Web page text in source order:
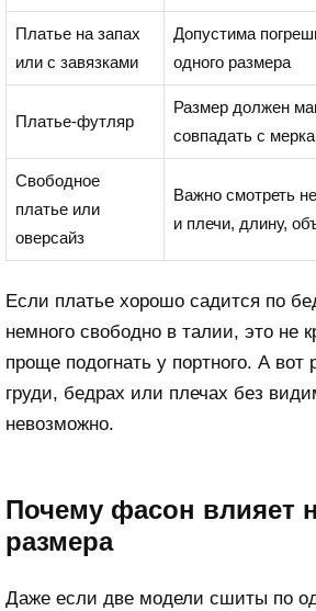
Платье на запах
или с завязками
Допустима
одного размера
Платье-футляр
Размер должен
совпадать с
Свободное
платье или
оверсайз
Важно смотреть
и плечи, длину,
Если платье хорошо садится по
немного свободно в талии, это не
проще подогнать у портного. А
груди, бедрах или плечах без
невозможно.
Почему фасон влияет
размера
Даже если две модели сшиты по